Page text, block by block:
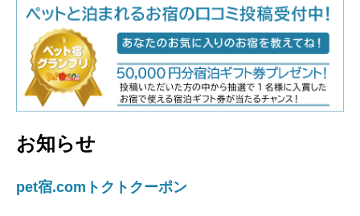
お知らせ
pet宿.comトクトクーポン